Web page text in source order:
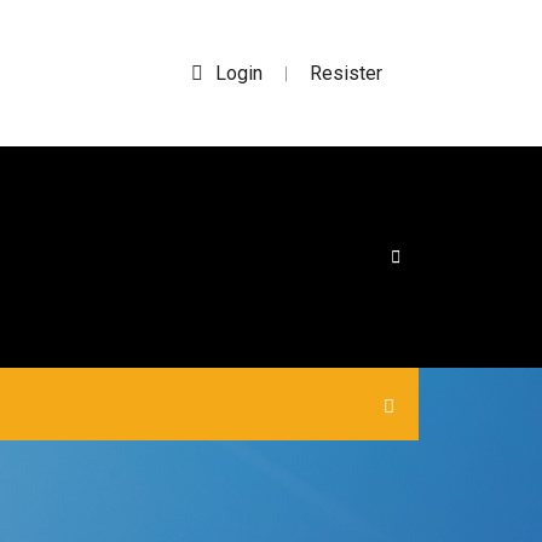
Login | Resister